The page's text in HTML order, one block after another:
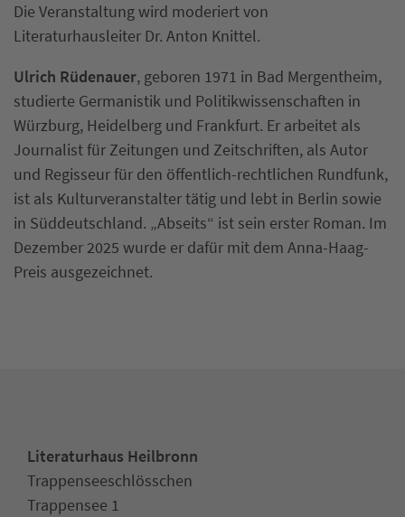
Die Veranstaltung wird moderiert von
Literaturhausleiter Dr. Anton Knittel.
Ulrich Rüdenauer, geboren 1971 in Bad Mergentheim,
studierte Germanistik und Politikwissenschaften in
Würzburg, Heidelberg und Frankfurt. Er arbeitet als
Journalist für Zeitungen und Zeitschriften, als Autor
und Regisseur für den öffentlich-rechtlichen Rundfunk,
ist als Kulturveranstalter tätig und lebt in Berlin sowie
in Süddeutschland. „Abseits“ ist sein erster Roman. Im
Dezember 2025 wurde er dafür mit dem Anna-Haag-
Preis ausgezeichnet.
Literaturhaus Heilbronn
Trappenseeschlösschen
Trappensee 1